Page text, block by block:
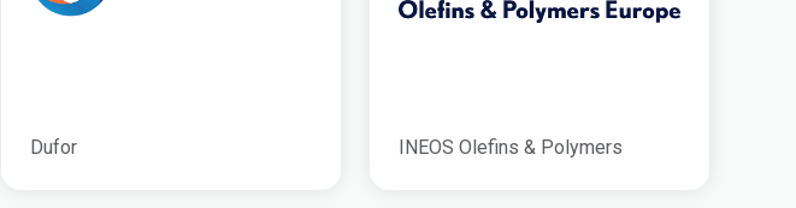
Dufor INEOS Olefins & Polymers